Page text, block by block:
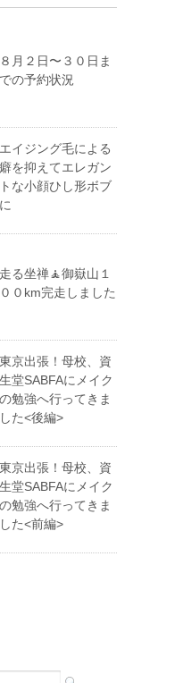
８月２日〜３０日ま
での予約状況
エイジング毛による
癖を抑えてエレガン
トな小顔ひし形ボブ
に
走る坐禅🧘御嶽山１
００km完走しました
東京出張！母校、資
生堂SABFAにメイク
の勉強へ行ってきま
した<後編>
東京出張！母校、資
生堂SABFAにメイク
の勉強へ行ってきま
した<前編>